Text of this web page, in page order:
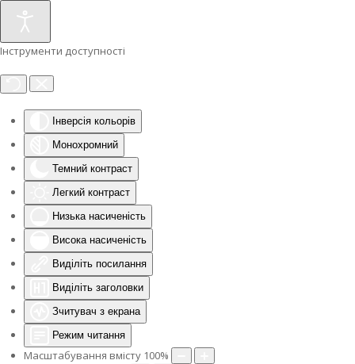
Інструменти доступності
Інверсія кольорів
Монохромний
Темний контраст
Легкий контраст
Низька насиченість
Висока насиченість
Виділіть посилання
Виділіть заголовки
Зчитувач з екрана
Режим читання
Масштабування вмісту 100%